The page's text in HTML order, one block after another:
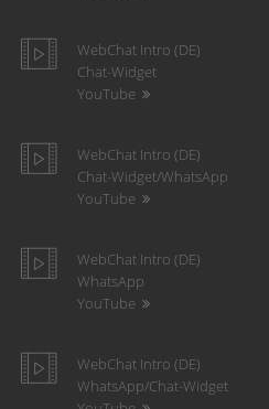
WebChat Intro (DE)
Chat-Widget
YouTube
WebChat Intro (DE)
Chat-Widget/WhatsApp
YouTube
WebChat Intro (DE)
WhatsApp
YouTube
WebChat Intro (DE)
WhatsApp/Chat-Widget